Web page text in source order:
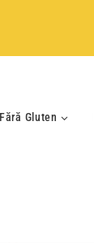
Gluten